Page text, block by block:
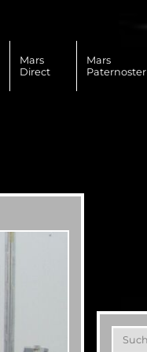
Mars
Direct
Mars
Paternoster